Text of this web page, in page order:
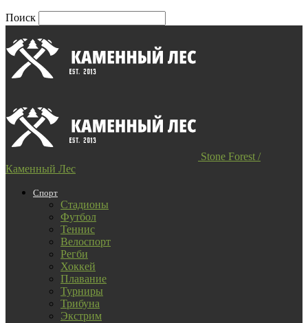
Поиск
Stone Forest /
Каменный Лес
Спорт
Стадионы
Футбол
Теннис
Велоспорт
Регби
Хоккей
Плавание
Турниры
Трибуна
Экстрим